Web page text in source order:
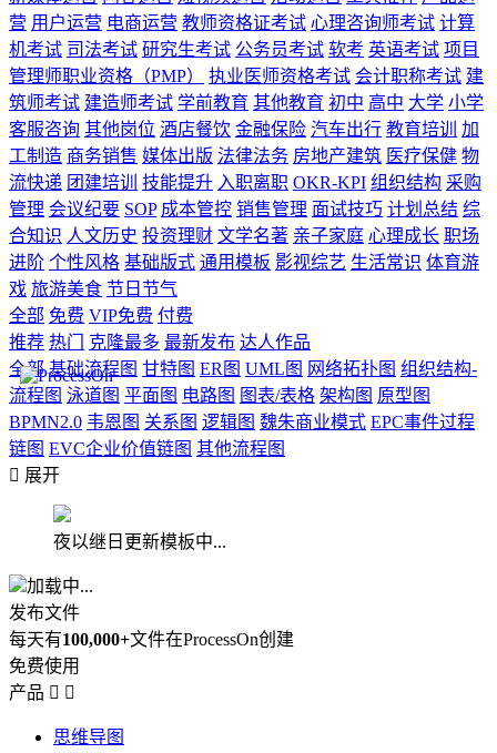
营 用户运营 电商运营 教师资格证考试 心理咨询师考试 计算
机考试 司法考试 研究生考试 公务员考试 软考 英语考试 项目
管理师职业资格（PMP）
执业医师资格考试 会计职称考试 建
筑师考试 建造师考试 学前教育 其他教育 初中 高中 大学 小学
客服咨询 其他岗位 酒店餐饮 金融保险 汽车出行 教育培训
加
工制造 商务销售 媒体出版 法律法务 房地产建筑 医疗保健 物
流快递 团建培训 技能提升 入职离职 OKR-KPI 组织结构 采购
管理 会议纪要 SOP 成本管控 销售管理 面试技巧 计划总结 综
合知识 人文历史 投资理财 文学名著 亲子家庭 心理成长 职场
进阶 个性风格 基础版式 通用模板 影视综艺 生活常识 体育游
戏 旅游美食 节日节气
全部 免费 VIP免费 付费
推荐 热门 克隆最多 最新发布 达人作品
全部 基础流程图 甘特图 ER图 UML图 网络拓扑图 组织结构-
流程图 泳道图 平面图 电路图 图表/表格 架构图 原型图
BPMN2.0 韦恩图 关系图 逻辑图 魏朱商业模式 EPC事件过程
链图 EVC企业价值链图 其他流程图
 展开
夜以继日更新模板中...
加载中...
发布文件
每天有100,000+文件在ProcessOn创建
免费使用
产品  
思维导图